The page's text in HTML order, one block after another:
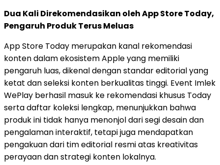
Dua Kali Direkomendasikan oleh App Store Today,
Pengaruh Produk Terus Meluas
App Store Today merupakan kanal rekomendasi
konten dalam ekosistem Apple yang memiliki
pengaruh luas, dikenal dengan standar editorial yang
ketat dan seleksi konten berkualitas tinggi. Event Imlek
WePlay berhasil masuk ke rekomendasi khusus Today
serta daftar koleksi lengkap, menunjukkan bahwa
produk ini tidak hanya menonjol dari segi desain dan
pengalaman interaktif, tetapi juga mendapatkan
pengakuan dari tim editorial resmi atas kreativitas
perayaan dan strategi konten lokalnya.